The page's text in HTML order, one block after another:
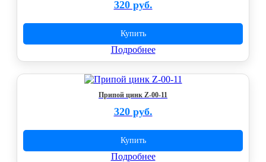
320 руб.
Купить
Подробнее
Припой цинк Z-00-11
320 руб.
Купить
Подробнее